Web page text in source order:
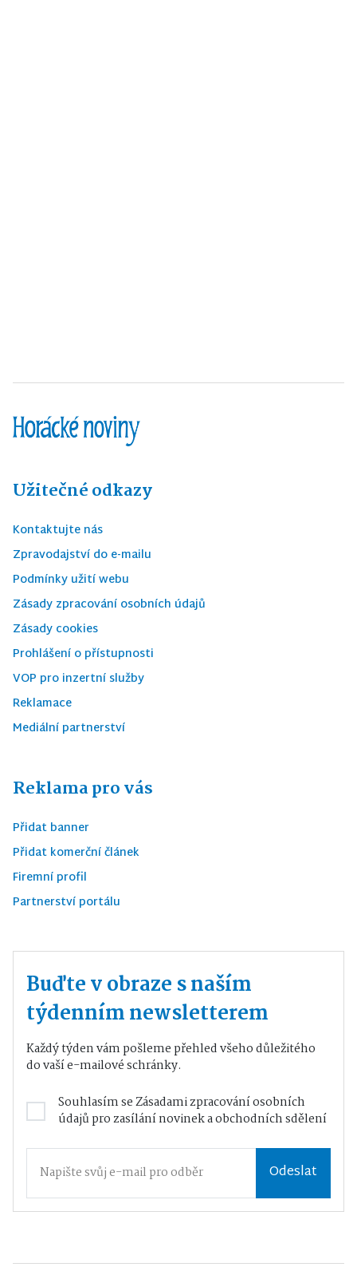
Užitečné odkazy
Kontaktujte nás
Zpravodajství do e-mailu
Podmínky užití webu
Zásady zpracování osobních údajů
Zásady cookies
Prohlášení o přístupnosti
VOP pro inzertní služby
Reklamace
Mediální partnerství
Reklama pro vás
Přidat banner
Přidat komerční článek
Firemní profil
Partnerství portálu
Buďte v obraze s naším
týdenním newsletterem
Každý týden vám pošleme přehled všeho důležitého
do vaší e-mailové schránky.
Souhlasím seZásadami zpracování osobních
údajůpro zasílání novinek a obchodních sdělení
Odeslat